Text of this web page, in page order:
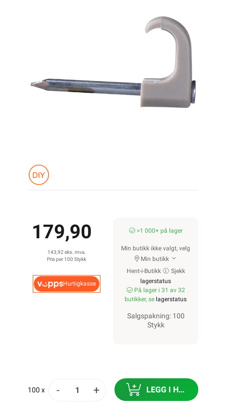
179,90
143,92 eks. mva.
Pris per 100 Stykk
Hurtigkasse
>1 000+ på lager
Min butikk ikke valgt, velg
Min butikk
Hent-i-Butikk
Sjekk
lagerstatus
På lager i 31 av 32
butikker, se lagerstatus
Salgspakning: 100
Stykk
100 x - + LEGG I HANDLEKURV